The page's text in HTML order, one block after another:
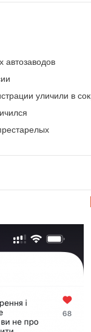
автозаводов
уличили в